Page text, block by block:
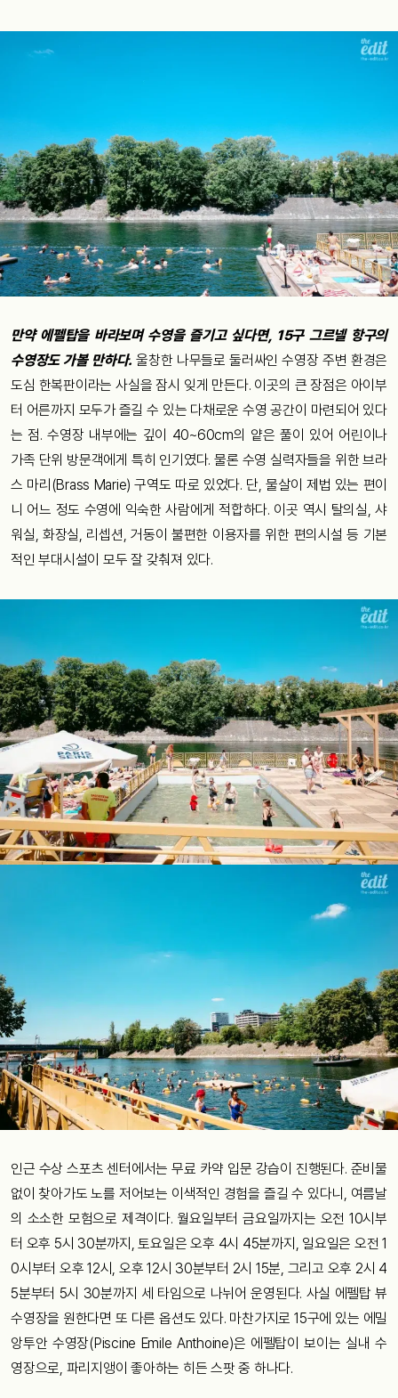
만약 에펠탑을 바라보며 수영을 즐기고 싶다면, 15구 그르넬 항구의
수영장도 가볼 만하다. 울창한 나무들로 둘러싸인 수영장 주변 환경은
도심 한복판이라는 사실을 잠시 잊게 만든다. 이곳의 큰 장점은 아이부
터 어른까지 모두가 즐길 수 있는 다채로운 수영 공간이 마련되어 있다
는 점. 수영장 내부에는 깊이 40~60cm의 얕은 풀이 있어 어린이나
가족 단위 방문객에게 특히 인기였다. 물론 수영 실력자들을 위한 브라
스 마리(Brass Marie) 구역도 따로 있었다. 단, 물살이 제법 있는 편이
니 어느 정도 수영에 익숙한 사람에게 적합하다. 이곳 역시 탈의실, 샤
워실, 화장실, 리셉션, 거동이 불편한 이용자를 위한 편의시설 등 기본
적인 부대시설이 모두 잘 갖춰져 있다.
인근 수상 스포츠 센터에서는 무료 카약 입문 강습이 진행된다. 준비물
없이 찾아가도 노를 저어보는 이색적인 경험을 즐길 수 있다니, 여름날
의 소소한 모험으로 제격이다. 월요일부터 금요일까지는 오전 10시부
터 오후 5시 30분까지, 토요일은 오후 4시 45분까지, 일요일은 오전 1
0시부터 오후 12시, 오후 12시 30분부터 2시 15분, 그리고 오후 2시 4
5분부터 5시 30분까지 세 타임으로 나뉘어 운영된다. 사실 에펠탑 뷰
수영장을 원한다면 또 다른 옵션도 있다. 마찬가지로 15구에 있는 에밀
앙투안 수영장(Piscine Emile Anthoine)은 에펠탑이 보이는 실내 수
영장으로, 파리지앵이 좋아하는 히든 스팟 중 하나다.